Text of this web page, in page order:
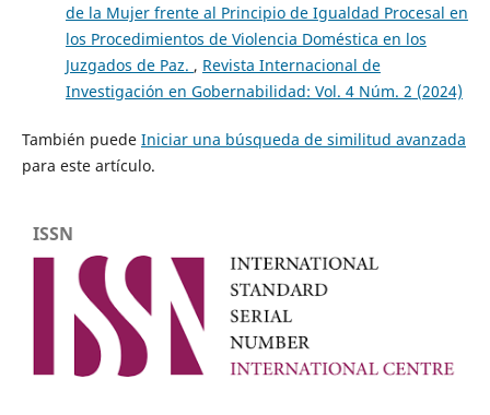
de la Mujer frente al Principio de Igualdad Procesal en
los Procedimientos de Violencia Doméstica en los
Juzgados de Paz. , Revista Internacional de
Investigación en Gobernabilidad: Vol. 4 Núm. 2 (2024)
También puede Iniciar una búsqueda de similitud avanzada
para este artículo.
ISSN